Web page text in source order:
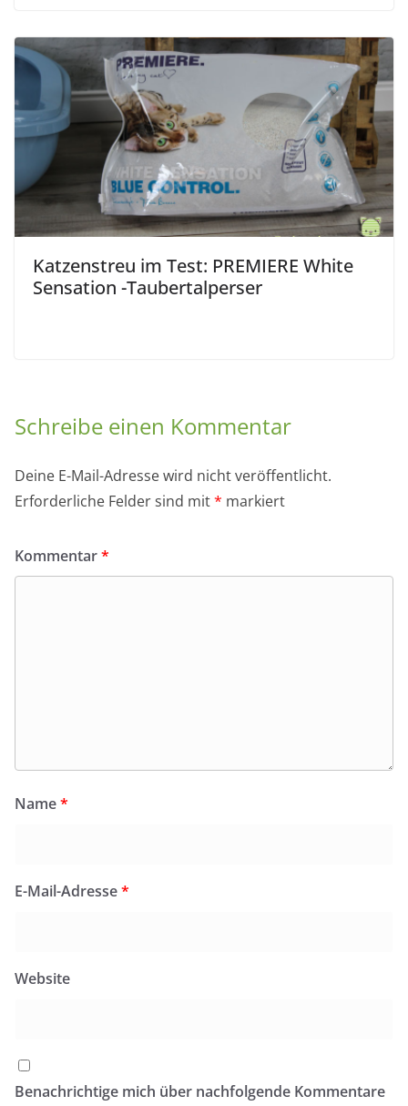
Katzenstreu im Test: PREMIERE White
Sensation -Taubertalperser
Schreibe einen Kommentar
Deine E-Mail-Adresse wird nicht veröffentlicht.
Erforderliche Felder sind mit* markiert
Kommentar*
Name*
E-Mail-Adresse*
Website
Benachrichtige mich über nachfolgende Kommentare